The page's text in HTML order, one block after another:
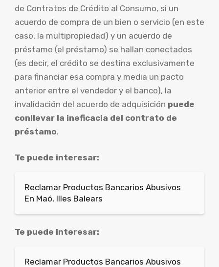
de Contratos de Crédito al Consumo, si un
acuerdo de compra de un bien o servicio (en este
caso, la multipropiedad) y un acuerdo de
préstamo (el préstamo) se hallan conectados
(es decir, el crédito se destina exclusivamente
para financiar esa compra y media un pacto
anterior entre el vendedor y el banco), la
invalidación del acuerdo de adquisición puede
conllevar la ineficacia del contrato de
préstamo.
Te puede interesar:
Reclamar Productos Bancarios Abusivos
En Maó, Illes Balears
Te puede interesar:
Reclamar Productos Bancarios Abusivos